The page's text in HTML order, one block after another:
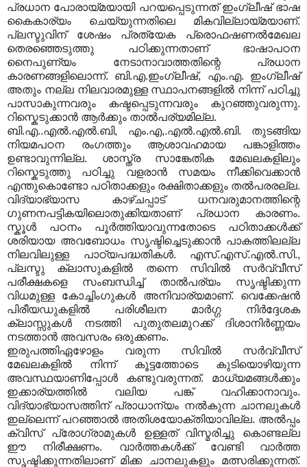
പ്രധാന പോരായ്മയായി പറയപ്പെടുന്നത് ഇംഗ്ലീഷ് ഭാഷ
കൈകാര്യം ചെയ്യുന്നതിലെ മികവില്ലായ്മയാണ്.
പ്ലസ്ടുവിന് ശേഷം പ്രത്യേക പ്രൊഫഷണല്‍മേഖല
തെരഞ്ഞെടുത്തു പഠിക്കുന്നതാണ് ഭാഷാപഠന
നൈപുണ്യം നേടാനാവാത്തതിന്റെ പ്രധാന
കാരണങ്ങളിലൊന്ന്. ബി.എ.ഇംഗ്ലീഷ്, എം.എ. ഇംഗ്ലീഷ്
അതും നല്ല നിലവാരമുള്ള സ്ഥാപനങ്ങളില്‍ നിന്ന് പഠിച്ചു
പാസാകുന്നവരും കഷ്ടപ്പെടുന്നവരും കുറഞ്ഞുവരുന്നു.
റിസ്കെടുക്കാന്‍ ആര്‍ക്കും താല്‍പര്യമില്ല.
ബി.എ..എല്‍.എല്‍.ബി, എം.എ,.എല്‍.എല്‍.ബി. തുടങ്ങിയ
നിയമപഠന രംഗത്തും ആശാവഹമായ പങ്കാളിത്തം
ഉണ്ടാവുന്നില്ല. ശാസ്ത്ര സാങ്കേതിക മേഖലകളിലും
റിസ്കെടുത്തു പഠിച്ചു വളരാന്‍ സമയം നീക്കിവെക്കാന്‍
എന്തുകൊണ്ടോ പഠിതാക്കളും രക്ഷിതാക്കളും തല്‍പരരല്ല.
വിദ്യാഭ്യാസ കാഴ്ചപ്പാട് ധനവരുമാനത്തിന്റെ
ഗുണനപട്ടികയിലൊതുക്കിയതാണ് പ്രധാന കാരണം.
സ്കൂള്‍ പഠനം പൂര്‍ത്തിയാവുന്നതോടെ പഠിതാക്കള്‍ക്ക്
ശരിയായ അവബോധം സൃഷ്ടിച്ചെടുക്കാന്‍ പാകത്തിലല്ല
നിലവിലുള്ള പാഠ്യപദ്ധതികള്‍. എസ്.എസ്.എല്‍.സി.,
പ്ലസ്ടു ക്ലാസുകളില്‍ തന്നെ സിവില്‍ സര്‍വ്വീസ്
പരീക്ഷകളെ സംബന്ധിച്ച് താല്‍പര്യം സൃഷ്ടിക്കുന്ന
വിധമുള്ള കോച്ചിംഗുകള്‍ അനിവാര്യമാണ്. വെക്കേഷന്‍
പിരീയഡുകളില്‍ പരിശീലന മാര്‍ഗ്ഗ നിര്‍ദ്ദേശക
ക്ലാസ്സുകള്‍ നടത്തി പുതുതലമുറക്ക് ദിശാനിര്‍ണ്ണയം
നടത്താന്‍ അവസരം ഒരുക്കണം.
ഇരുപത്തിഏഴോളം വരുന്ന സിവില്‍ സര്‍വ്വീസ്
മേഖലകളില്‍ നിന്ന് കൂട്ടത്തോടെ കുടിയൊഴിയുന്ന
അവസ്ഥയാണിപ്പോള്‍ കണ്ടുവരുന്നത്. മാധ്യമങ്ങള്‍ക്കും
ഇക്കാര്യത്തില്‍ വലിയ പങ്ക് വഹിക്കാനാവും.
വിദ്യാഭ്യാസത്തിന് പ്രാധാന്യം നല്‍കുന്ന ചാനലുകള്‍
ഇല്ലെന്ന് പറഞ്ഞാല്‍ അതിശയോക്തിയാവില്ല. അല്‍പ്പം
ക്വിസ് പ്രോഗ്രാമുകള്‍ ഉള്ളത് വിസ്മരിച്ചു കൊണ്ടല്ല
ഈ നിരീക്ഷണം. വാര്‍ത്തകള്‍ക്ക് വേണ്ടി വാര്‍ത്ത
സൃഷ്ടിക്കുന്നതിലാണ് മിക്ക ചാനലുകളും മത്സരിക്കുന്നത്.